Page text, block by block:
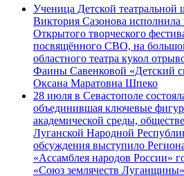
Ученица Детской
Виктория Сазонова исполнила
Открытого творческого
посвящённого СВО, на
областного театра кукол
Фаины Савенковой «Детский
Оксана Маратовна Шпеко
28 июля в Севастополе
объединившая ключевые
академической среды,
Луганской Народной
обсуждения выступило
«Ассамблея народов России»
«Союз землячеств